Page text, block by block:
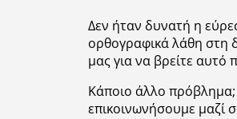
Δεν ήταν δυνατή η
ορθογραφικά λάθη στη
μας για να βρείτε αυτό
Κάποιο άλλο πρόβλημα;
επικοινωνήσουμε μαζί